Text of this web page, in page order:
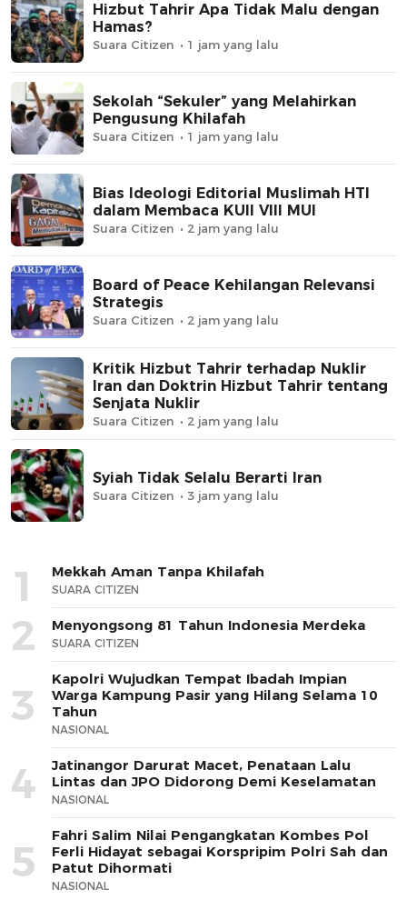
Hizbut Tahrir Apa Tidak Malu dengan
Hamas?
Suara Citizen 1 jam yang lalu
Sekolah “Sekuler” yang Melahirkan
Pengusung Khilafah
Suara Citizen 1 jam yang lalu
Bias Ideologi Editorial Muslimah HTI
dalam Membaca KUII VIII MUI
Suara Citizen 2 jam yang lalu
Board of Peace Kehilangan Relevansi
Strategis
Suara Citizen 2 jam yang lalu
Kritik Hizbut Tahrir terhadap Nuklir
Iran dan Doktrin Hizbut Tahrir tentang
Senjata Nuklir
Suara Citizen 2 jam yang lalu
Syiah Tidak Selalu Berarti Iran
Suara Citizen 3 jam yang lalu
1 Mekkah Aman Tanpa Khilafah
SUARA CITIZEN
2 Menyongsong 81 Tahun Indonesia Merdeka
SUARA CITIZEN
3
Kapolri Wujudkan Tempat Ibadah Impian
Warga Kampung Pasir yang Hilang Selama 10
Tahun
NASIONAL
4
Jatinangor Darurat Macet, Penataan Lalu
Lintas dan JPO Didorong Demi Keselamatan
NASIONAL
5
Fahri Salim Nilai Pengangkatan Kombes Pol
Ferli Hidayat sebagai Korspripim Polri Sah dan
Patut Dihormati
NASIONAL